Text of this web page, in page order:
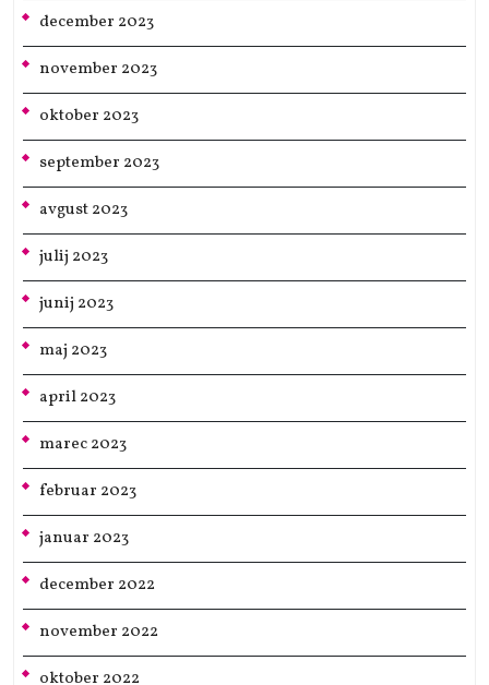
december 2023
november 2023
oktober 2023
september 2023
avgust 2023
julij 2023
junij 2023
maj 2023
april 2023
marec 2023
februar 2023
januar 2023
december 2022
november 2022
oktober 2022